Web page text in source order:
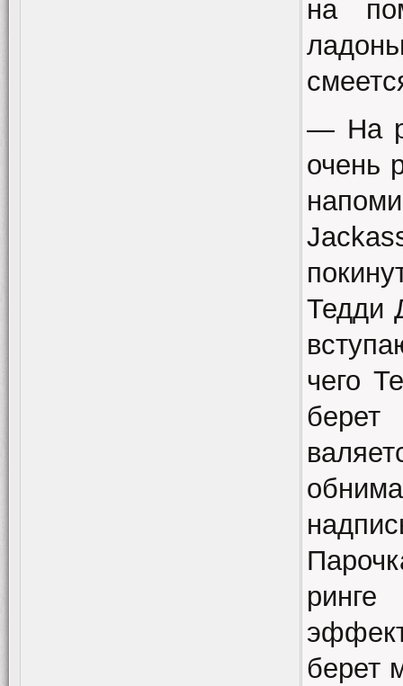
на
— На
очень
Тедди
чего
берет
ринге
берет